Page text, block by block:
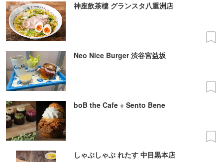
神座飲茶樓 グランスタ八重洲店
Neo Nice Burger 渋谷宮益坂
boB the Cafe + Sento Bene
しゃぶしゃぶ れたす 中目黒本店